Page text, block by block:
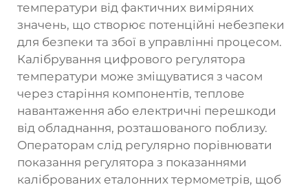
температури від фактичних виміряних
значень, що створює потенційні небезпеки
для безпеки та збої в управлінні процесом.
Калібрування цифрового регулятора
температури може зміщуватися з часом
через старіння компонентів, теплове
навантаження або електричні перешкоди
від обладнання, розташованого поблизу.
Операторам слід регулярно порівнювати
показання регулятора з показаннями
каліброваних еталонних термометрів, щоб